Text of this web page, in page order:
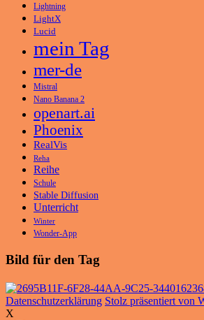
Lightning
LightX
Lucid
mein Tag
mer-de
Mistral
Nano Banana 2
openart.ai
Phoenix
RealVis
Reha
Reihe
Schule
Stable Diffusion
Unterricht
Winter
Wonder-App
Bild für den Tag
Datenschutzerklärung Stolz präsentiert von
X